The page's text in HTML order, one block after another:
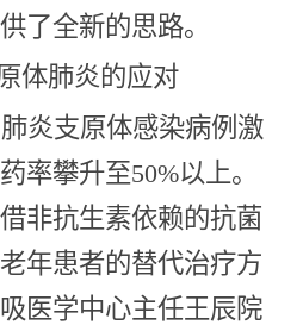
了全新的思路。
体肺炎的应对
炎支原体感染病例激
率攀升至50%以上。
非抗生素依赖的抗菌
年患者的替代治疗方
医学中心主任王辰院